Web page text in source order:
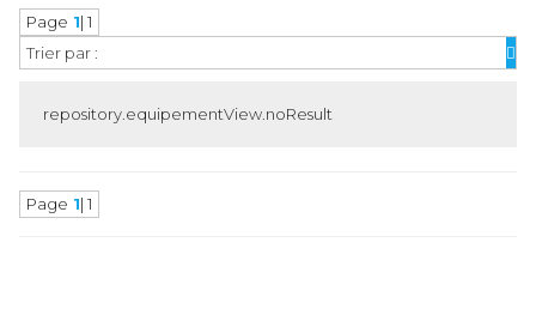
Trier par :
Page 1| 1
repository.equipementView.noResult
Page 1| 1